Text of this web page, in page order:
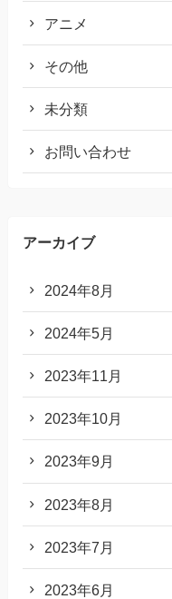
アニメ
その他
未分類
お問い合わせ
アーカイブ
2024年8月
2024年5月
2023年11月
2023年10月
2023年9月
2023年8月
2023年7月
2023年6月